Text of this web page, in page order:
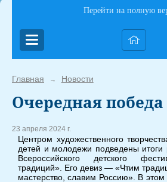
Перейти на полную
Главная → Новости
Очередная победа
23 апреля 2024 г.
Центром художественного
детей и молодежи подведены итоги
Всероссийского детского
традиций». Его девиз — «Чтим
мастерство, славим Россию». В этом